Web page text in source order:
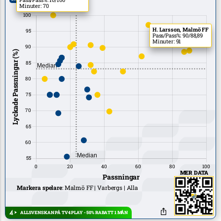
H. Larsson, Malmö FF
Pass/Pass%: 90/88,89
Minuter: 91
Minuter: 70
Markera spelare:Malmö FF Varbergs Alla
ALLSVENSKAN PÅ TV4 PLAY - 50% RABATT 1 MÅN
MER DATA